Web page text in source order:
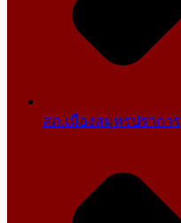
สภ.เมืองสมุทรปราการ